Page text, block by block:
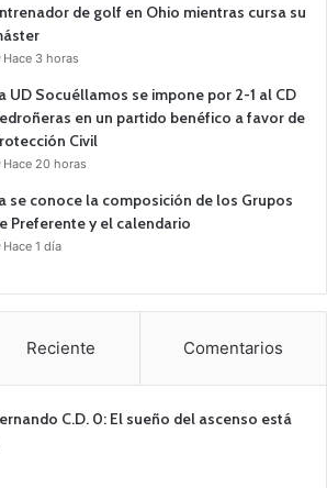
de golf en Ohio mientras cursa su
Hace 3 horas
UD Socuéllamos se impone por 2-1 al CD
en un partido benéfico a favor de
Civil
Hace 20 horas
se conoce la composición de los Grupos
Preferente y el calendario
Hace 1 día
Reciente Comentarios
C.D. 0: El sueño del ascenso está